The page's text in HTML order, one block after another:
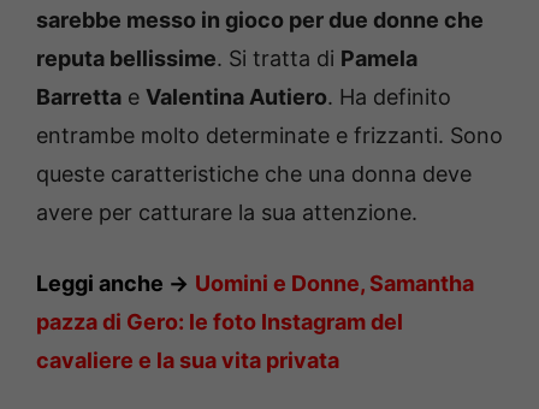
sarebbe messo in gioco per due donne che
reputa bellissime. Si tratta di Pamela
Barretta e Valentina Autiero. Ha definito
entrambe molto determinate e frizzanti. Sono
queste caratteristiche che una donna deve
avere per catturare la sua attenzione.
Leggi anche -> Uomini e Donne, Samantha
pazza di Gero: le foto Instagram del
cavaliere e la sua vita privata